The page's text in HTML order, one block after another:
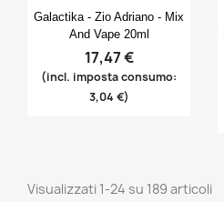
Anteprima
Galactika - Zio Adriano - Mix
And Vape 20ml
17,47 €
(incl. imposta consumo:
3,04 €)
Visualizzati 1-24 su 189 articoli